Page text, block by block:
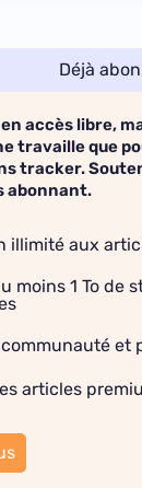
Déjà
accès libre,
travaille que
tracker.
abonnant.
illimité aux
moins 1 To de
et
articles